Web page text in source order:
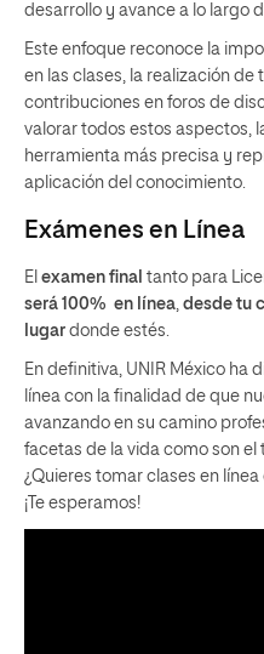
desarrollo y avance a lo largo
Este enfoque reconoce la
en las clases, la realización
contribuciones en foros de
valorar todos estos aspectos,
herramienta más precisa y
aplicación del conocimiento.
Exámenes en Línea
El examen final tanto para
será 100% en línea desde tu
lugar donde estés.
En definitiva, UNIR México ha
línea con la finalidad de que
avanzando en su camino
facetas de la vida como son el
¿Quieres tomar clases en
¡Te esperamos!